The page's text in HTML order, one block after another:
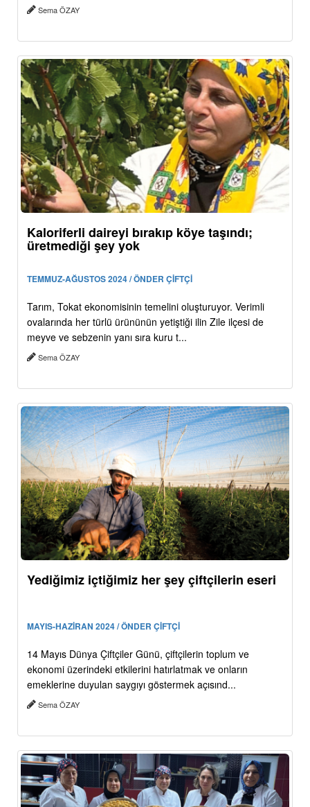
Sema ÖZAY
Kaloriferli daireyi bırakıp köye taşındı;
üretmediği şey yok
TEMMUZ-AĞUSTOS 2024 / ÖNDER ÇİFTÇİ
Tarım, Tokat ekonomisinin temelini oluşturuyor. Verimli
ovalarında her türlü ürününün yetiştiği ilin Zile ilçesi de
meyve ve sebzenin yanı sıra kuru t...
Sema ÖZAY
Yediğimiz içtiğimiz her şey çiftçilerin eseri
MAYIS-HAZİRAN 2024 / ÖNDER ÇİFTÇİ
14 Mayıs Dünya Çiftçiler Günü, çiftçilerin toplum ve
ekonomi üzerindeki etkilerini hatırlatmak ve onların
emeklerine duyulan saygıyı göstermek açısınd...
Sema ÖZAY